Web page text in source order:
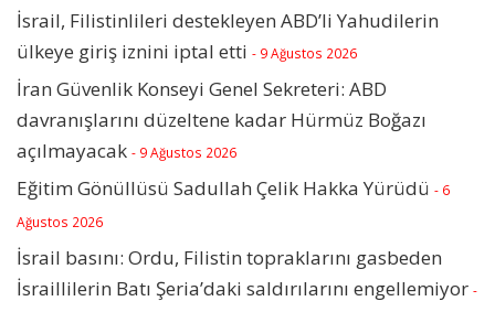
İsrail, Filistinlileri destekleyen ABD’li Yahudilerin
ülkeye giriş iznini iptal etti - 9 Ağustos 2026
İran Güvenlik Konseyi Genel Sekreteri: ABD
davranışlarını düzeltene kadar Hürmüz Boğazı
açılmayacak - 9 Ağustos 2026
Eğitim Gönüllüsü Sadullah Çelik Hakka Yürüdü - 6
Ağustos 2026
İsrail basını: Ordu, Filistin topraklarını gasbeden
İsraillilerin Batı Şeria’daki saldırılarını engellemiyor -